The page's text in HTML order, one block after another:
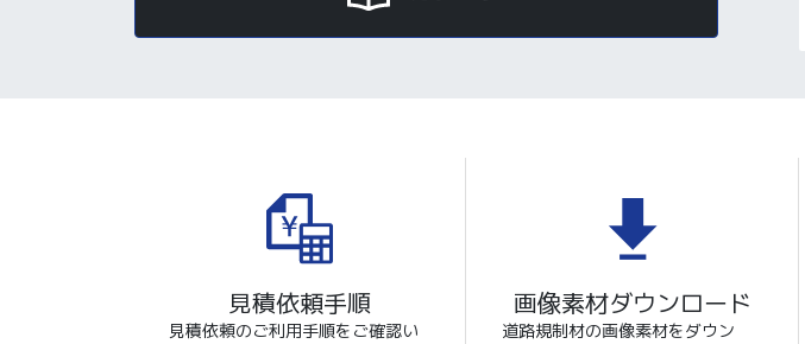
見積依頼手順
見積依頼のご利用手順をご確認い
画像素材ダウンロード
道路規制材の画像素材をダウン